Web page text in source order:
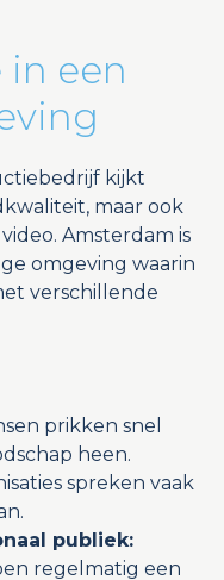
een
kijkt
maar ook
Amsterdam is
omgeving waarin
verschillende
prikken snel
heen.
spreken vaak
publiek:
regelmatig een